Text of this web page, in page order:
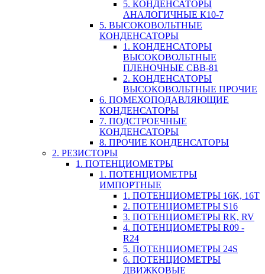
5. КОНДЕНСАТОРЫ
АНАЛОГИЧНЫЕ К10-7
5. ВЫСОКОВОЛЬТНЫЕ
КОНДЕНСАТОРЫ
1. КОНДЕНСАТОРЫ
ВЫСОКОВОЛЬТНЫЕ
ПЛЕНОЧНЫЕ CBB-81
2. КОНДЕНСАТОРЫ
ВЫСОКОВОЛЬТНЫЕ ПРОЧИЕ
6. ПОМЕХОПОДАВЛЯЮЩИЕ
КОНДЕНСАТОРЫ
7. ПОДСТРОЕЧНЫЕ
КОНДЕНСАТОРЫ
8. ПРОЧИЕ КОНДЕНСАТОРЫ
2. РЕЗИСТОРЫ
1. ПОТЕНЦИОМЕТРЫ
1. ПОТЕНЦИОМЕТРЫ
ИМПОРТНЫЕ
1. ПОТЕНЦИОМЕТРЫ 16K, 16T
2. ПОТЕНЦИОМЕТРЫ S16
3. ПОТЕНЦИОМЕТРЫ RK, RV
4. ПОТЕНЦИОМЕТРЫ R09 -
R24
5. ПОТЕНЦИОМЕТРЫ 24S
6. ПОТЕНЦИОМЕТРЫ
ДВИЖКОВЫЕ